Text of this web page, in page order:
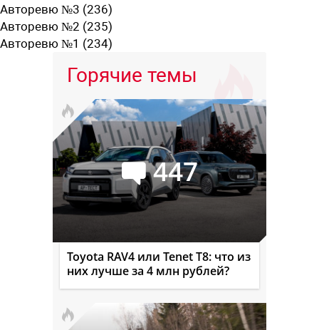
Авторевю №3 (236)
Авторевю №2 (235)
Авторевю №1 (234)
Горячие темы
447
Toyota RAV4 или Tenet T8: что из
них лучше за 4 млн рублей?